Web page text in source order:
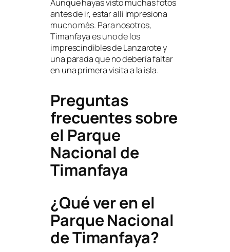
Aunque hayas visto muchas fotos
antes de ir, estar allí impresiona
mucho más. Para nosotros,
Timanfaya es uno de los
imprescindibles de Lanzarote y
una parada que no debería faltar
en una primera visita a la isla.
Preguntas
frecuentes sobre
el Parque
Nacional de
Timanfaya
¿Qué ver en el
Parque Nacional
de Timanfaya?